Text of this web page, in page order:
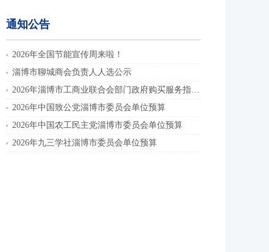
通知公告
2026年全国节能宣传周来啦！
淄博市聊城商会负责人人选公示
2026年淄博市工商业联合会部门政府购买服务指导性目录
2026年中国致公党淄博市委员会单位预算
2026年中国农工民主党淄博市委员会单位预算
2026年九三学社淄博市委员会单位预算